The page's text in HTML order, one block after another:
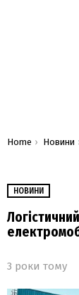
You are here:
Home Новини
НОВИНИ
3 роки тому